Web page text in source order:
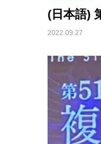
Blog
(日本語) テ
場！
(日本語)
2022.09.27